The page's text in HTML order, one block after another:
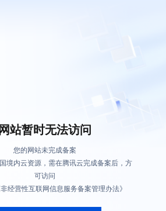
网站暂时无法访问
您的网站未完成备案
境内云资源，需在腾讯云完成备案后，方
可访问
经营性互联网信息服务备案管理办法》